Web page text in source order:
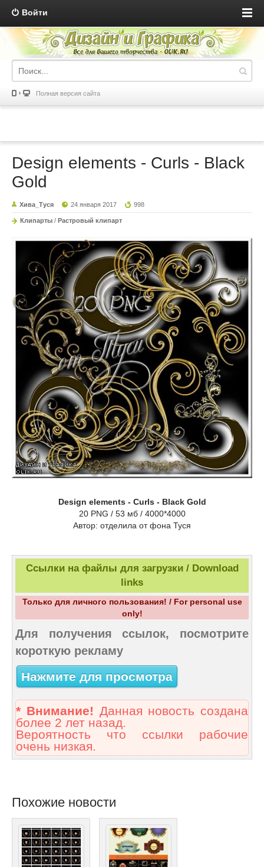
Войти
Полная версия сайта
Design elements - Curls - Black
Gold
Хива_Туся 24 января 2017 998
Клипарты / Растровый клипарт
Design elements - Curls - Black Gold
20 PNG / 53 мб / 4000*4000
Автор: отделила от фона Туся
Ссылки на файлы для загрузки / Download
links
Только для личного пользования! / For personal use
only!
Для получения ссылок, посмотрите
короткую рекламу
Нажмите для просмотра
* Внимание! Данная новость создана
более 2 лет назад.
Вероятность что ссылки рабочие
очень низкая.
Похожие новости